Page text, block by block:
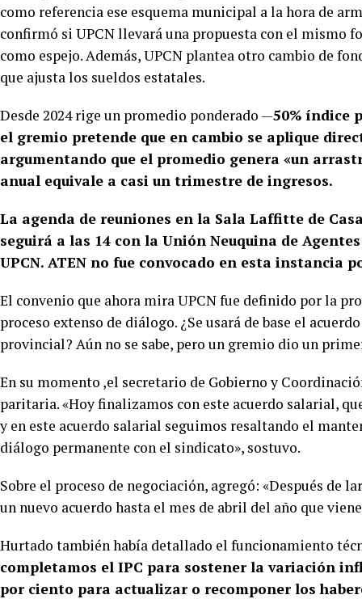
como referencia ese esquema municipal a la hora de
confirmó si UPCN llevará una propuesta con el mismo
como espejo. Además, UPCN plantea otro cambio de
que ajusta los sueldos estatales.
Desde 2024 rige un promedio ponderado —50% índice
el gremio pretende que en cambio se aplique
argumentando que el promedio genera «un
anual equivale a casi un trimestre de ingresos.
La agenda de reuniones en la Sala Laffitte de
seguirá a las 14 con la Unión Neuquina de
UPCN. ATEN no fue convocado en esta instancia
El convenio que ahora mira UPCN fue definido por la
proceso extenso de diálogo. ¿Se usará de base el
provincial? Aún no se sabe, pero un gremio dio un
En su momento ,el secretario de Gobierno y
paritaria. «Hoy finalizamos con este acuerdo salarial,
y en este acuerdo salarial seguimos resaltando el
diálogo permanente con el sindicato», sostuvo.
Sobre el proceso de negociación, agregó: «Después de
un nuevo acuerdo hasta el mes de abril del año que
Hurtado también había detallado el funcionamiento
completamos el IPC para sostener la variación
por ciento para actualizar o recomponer los